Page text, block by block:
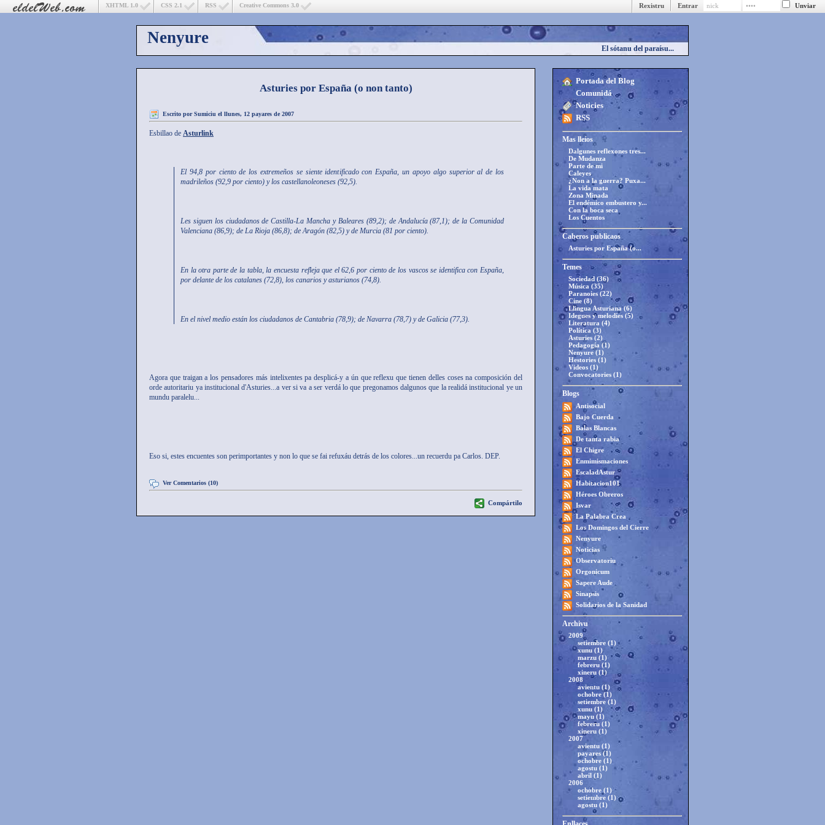
Creative Commons 3.0
RSS
CSS 2.1
XHTML 1.0 Entrar
Rexistru
Nenyure
El sótanu del paraísu...
Portada del Blog
Comunidá
Noticies
RSS
Mas lleíos
Dalgunes reflexones tres...
De Mudanza
Parte de mi
Caleyes
¿Non a la guerra? Puxa...
La vida mata
Zona Minada
El endémico embustero y...
Con la boca seca
Los Cuentos
Caberos publicaos
Asturies por España (o...
Temes
Sociedad (36)
Música (35)
Paranoies (22)
Cine (8)
Llingua Asturiana (6)
Idegues y melodíes (5)
Literatura (4)
Política (3)
Asturies (2)
Pedagogía (1)
Nenyure (1)
Hestories (1)
Videos (1)
Convocatories (1)
Blogs
Antisocial
Bajo Cuerda
Balas Blancas
De tanta rabia
El Chigre
Enmimismaciones
EscaladAstur
Habitacion101
Héroes Obreros
Isvar
La Palabra Crea
Los Domingos del Cierre
Nenyure
Noticias
Observatoriu
Orgonicum
Sapere Aude
Sinapsis
Solidarios de la Sanidad
Archivu
2009
setiembre (1)
xunu (1)
marzu (1)
febreru (1)
xineru (1)
2008
avientu (1)
ochobre (1)
setiembre (1)
xunu (1)
mayu (1)
febreru (1)
xineru (1)
2007
avientu (1)
payares (1)
ochobre (1)
agostu (1)
abril (1)
2006
ochobre (1)
setiembre (1)
agostu (1)
Asturies por España (o non tanto)
Escrito porSumiciu el llunes, 12 payares de 2007
Esbillao de Asturlink
El 94,8 por ciento de los extremeños se siente identificado con España, un apoyo algo superior al de los
madrileños (92,9 por ciento) y los castellanoleoneses (92,5).
Les siguen los ciudadanos de Castilla-La Mancha y Baleares (89,2); de Andalucía (87,1); de la Comunidad
Valenciana (86,9); de La Rioja (86,8); de Aragón (82,5) y de Murcia (81 por ciento).
En la otra parte de la tabla, la encuesta refleja que el 62,6 por ciento de los vascos se identifica con España,
por delante de los catalanes (72,8), los canarios y asturianos (74,8).
En el nivel medio están los ciudadanos de Cantabria (78,9); de Navarra (78,7) y de Galicia (77,3).
Agora que traigan a los pensadores más intelixentes pa desplicá-y a ún que reflexu que tienen delles coses na composición del
orde autoritariu ya institucional d'Asturies...a ver si va a ser verdá lo que pregonamos dalgunos que la realidá institucional ye un
mundu paralelu...
Eso si, estes encuentes son perimportantes y non lo que se fai refuxáu detrás de los colores...un recuerdu pa Carlos. DEP.
Ver Comentarios (10)
Compártilo